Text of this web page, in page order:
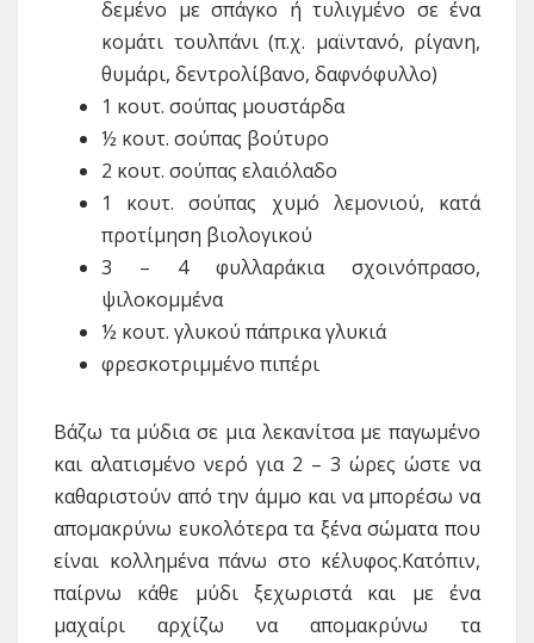
δεμένο με σπάγκο ή τυλιγμένο σε ένα
κομάτι τουλπάνι (π.χ. μαϊντανό, ρίγανη,
θυμάρι, δεντρολίβανο, δαφνόφυλλο)
1 κουτ. σούπας μουστάρδα
½ κουτ. σούπας βούτυρο
2 κουτ. σούπας ελαιόλαδο
1 κουτ. σούπας χυμό λεμονιού, κατά
προτίμηση βιολογικού
3 – 4 φυλλαράκια σχοινόπρασο,
ψιλοκομμένα
½ κουτ. γλυκού πάπρικα γλυκιά
φρεσκοτριμμένο πιπέρι
Βάζω τα μύδια σε μια λεκανίτσα με παγωμένο
και αλατισμένο νερό για 2 – 3 ώρες ώστε να
καθαριστούν από την άμμο και να μπορέσω να
απομακρύνω ευκολότερα τα ξένα σώματα που
είναι κολλημένα πάνω στο κέλυφος.Κατόπιν,
παίρνω κάθε μύδι ξεχωριστά και με ένα
μαχαίρι αρχίζω να απομακρύνω τα